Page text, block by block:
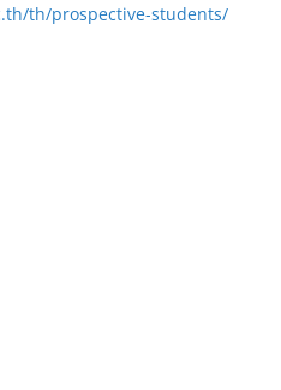
th/prospective-students/